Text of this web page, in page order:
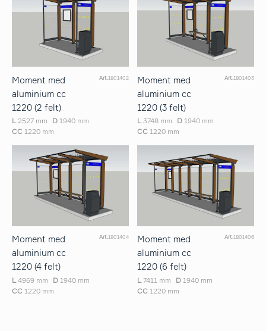
Moment med
aluminium cc
1220 (2 felt)
Art.1801402
L 2527 mm D 1940 mm
CC 1220 mm
Moment med
aluminium cc
1220 (3 felt)
Art.1801403
L 3748 mm D 1940 mm
CC 1220 mm
Moment med
aluminium cc
1220 (4 felt)
Art.1801404
L 4969 mm D 1940 mm
CC 1220 mm
Moment med
aluminium cc
1220 (6 felt)
Art.1801406
L 7411 mm D 1940 mm
CC 1220 mm